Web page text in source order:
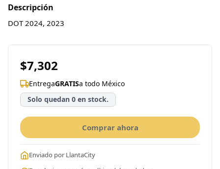
Descripción
DOT 2024, 2023
$7,302
EntregaGRATISa todo México
Solo quedan 0 en stock.
Comprar ahora
Enviado por LlantaCity